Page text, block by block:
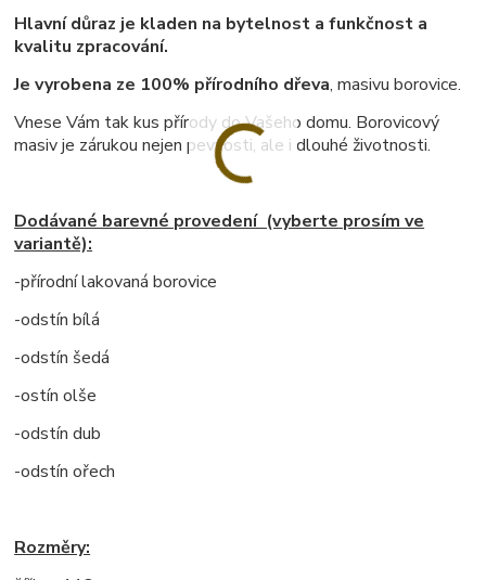
Hlavní důraz je kladen na bytelnost a funkčnost a
kvalitu zpracování.
Je vyrobena ze 100% přírodního dřeva, masivu borovice.
Vnese Vám tak kus přírody do Vašeho domu. Borovicový
masiv je zárukou nejen pevnosti, ale i dlouhé životnosti.
Dodávané barevné provedení (vyberte prosím ve
variantě):
-přírodní lakovaná borovice
-odstín bílá
-odstín šedá
-ostín olše
-odstín dub
-odstín ořech
Rozměry: